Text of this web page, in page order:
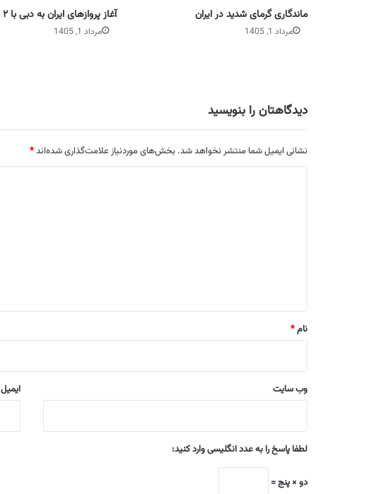
آغاز پروازهای ایران به دبی با ۲ ایرلاین
مرداد 1, 1405
ماندگاری گرمای شدید در ایران
مرداد 1, 1405
دیدگاهتان را بنویسید
نشانی ایمیل شما منتشر نخواهد شد. بخش‌های موردنیاز علامت‌گذاری شده‌اند*
نام*
ایمیل وب‌ سایت
لطفا پاسخ را به عدد انگلیسی وارد کنید:
دو × پنج =